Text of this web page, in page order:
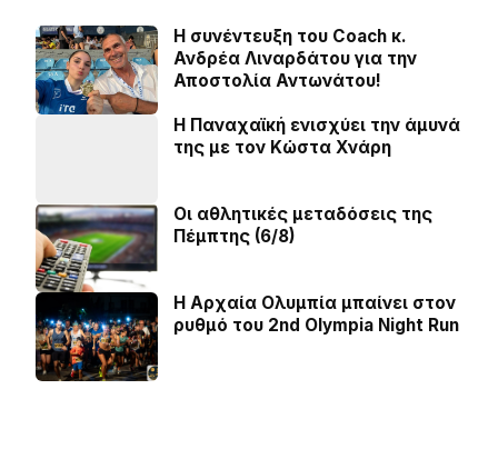
H συνέντευξη του Coach κ.
Ανδρέα Λιναρδάτου για την
Αποστολία Αντωνάτου!
Η Παναχαϊκή ενισχύει την άμυνά
της με τον Κώστα Χνάρη
Οι αθλητικές μεταδόσεις της
Πέμπτης (6/8)
Η Αρχαία Ολυμπία μπαίνει στον
ρυθμό του 2nd Olympia Night Run